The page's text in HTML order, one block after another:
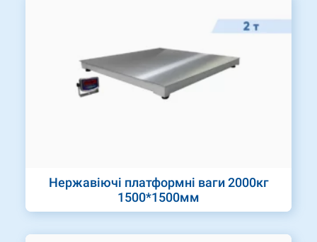
Нержавіючі платформні ваги 2000кг
1500*1500мм